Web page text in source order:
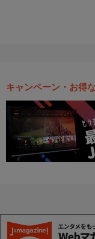
キャンペーン・お得